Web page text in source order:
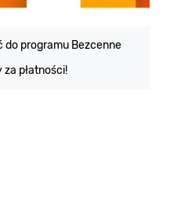
do programu Bezcenne
płatności!